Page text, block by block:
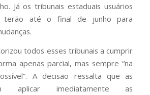
Já os tribunais estaduais usuários
terão até o final de junho para
todos esses tribunais a cumprir
apenas parcial, mas sempre “na
A decisão ressalta que as
aplicar imediatamente as